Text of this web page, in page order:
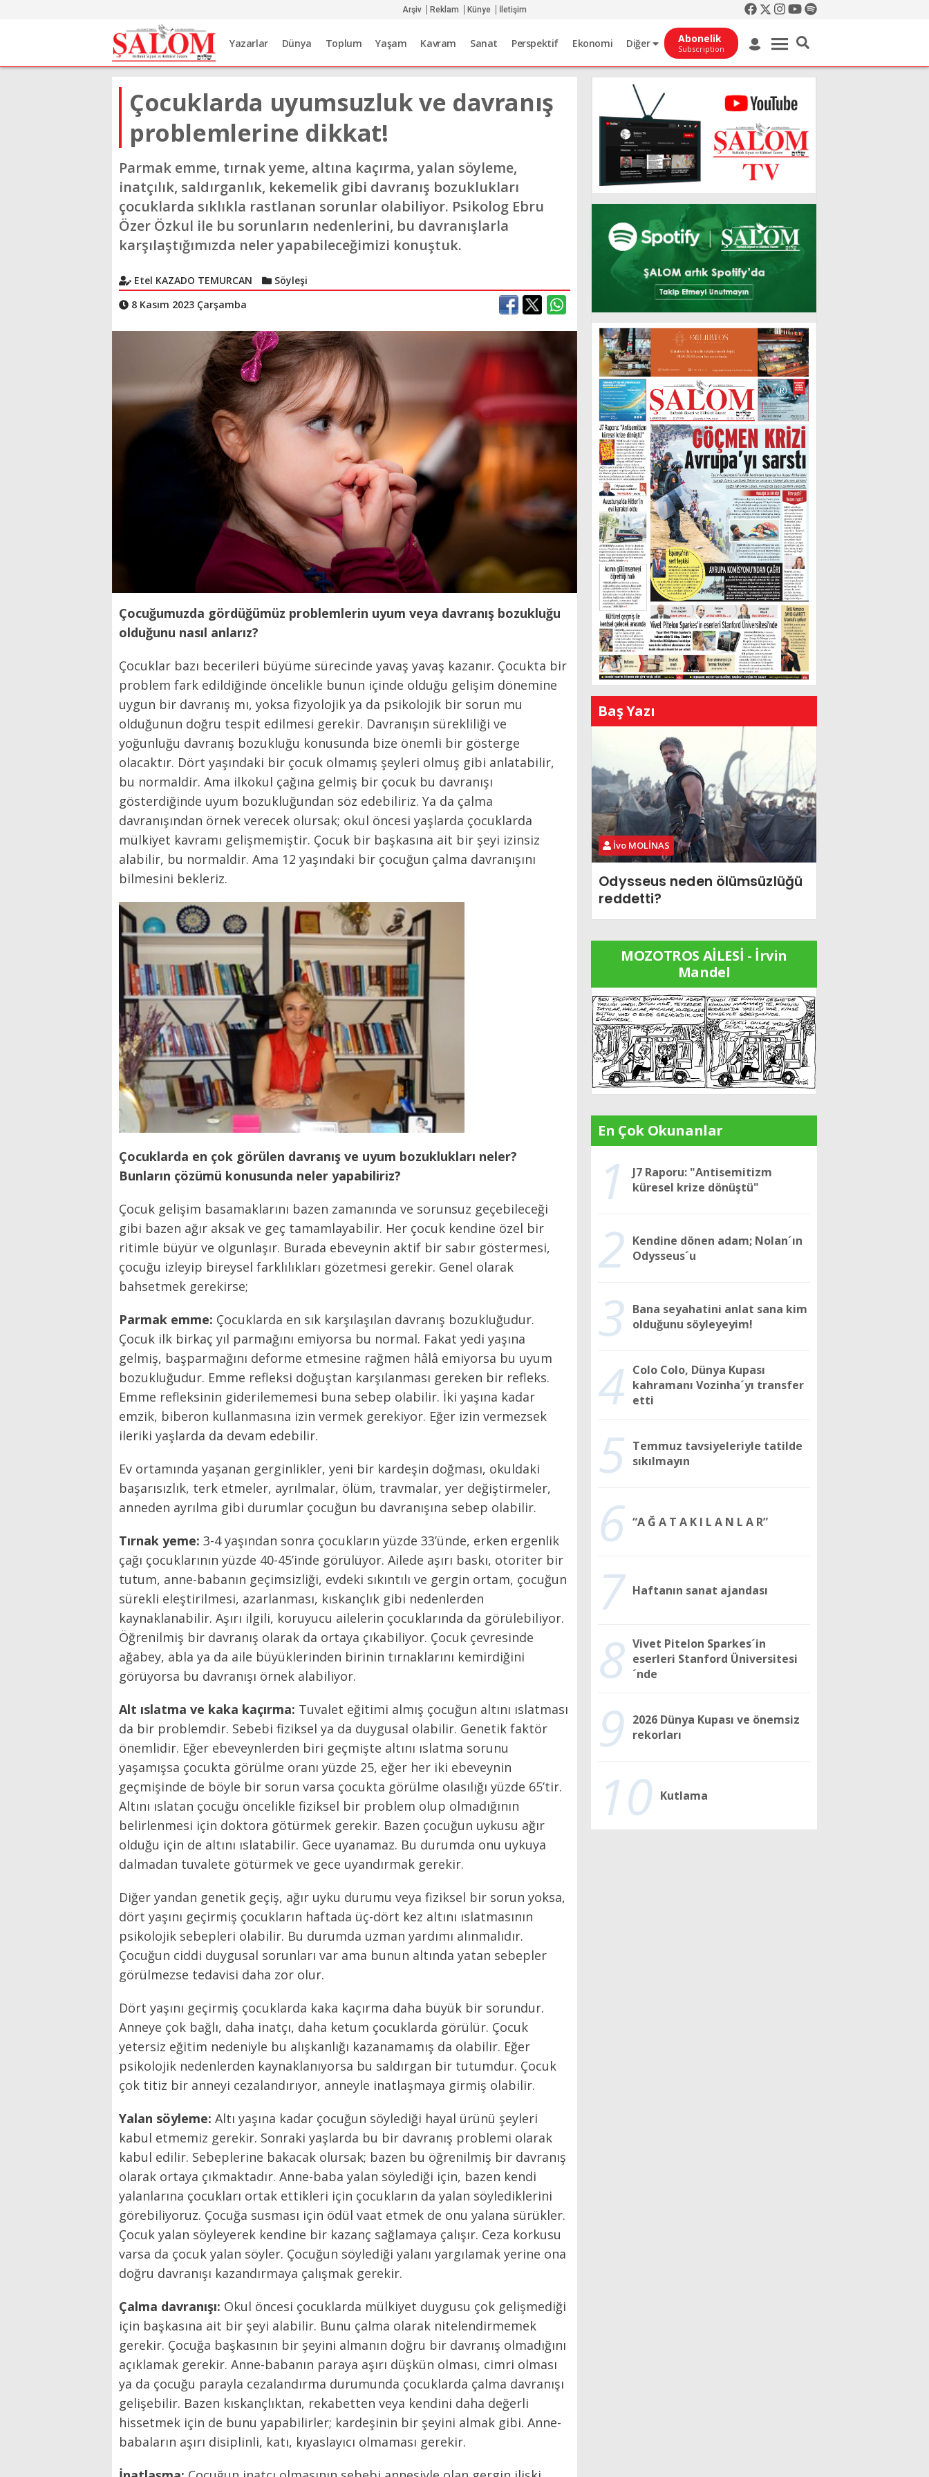
Arşiv Reklam Künye İletişim
Yazarlar Dünya Toplum Yaşam Kavram Sanat Perspektif Ekonomi Diğer Abonelik
Subscription
Çocuklarda uyumsuzluk ve davranış
problemlerine dikkat!
Parmak emme, tırnak yeme, altına kaçırma, yalan söyleme,
inatçılık, saldırganlık, kekemelik gibi davranış bozuklukları
çocuklarda sıklıkla rastlanan sorunlar olabiliyor. Psikolog Ebru
Özer Özkul ile bu sorunların nedenlerini, bu davranışlarla
karşılaştığımızda neler yapabileceğimizi konuştuk.
Etel KAZADO TEMURCAN
Söyleşi
8 Kasım 2023 Çarşamba
Çocuğumuzda gördüğümüz problemlerin uyum veya davranış bozukluğu
olduğunu nasıl anlarız?
Çocuklar bazı becerileri büyüme sürecinde yavaş yavaş kazanır. Çocukta bir
problem fark edildiğinde öncelikle bunun içinde olduğu gelişim dönemine
uygun bir davranış mı, yoksa fizyolojik ya da psikolojik bir sorun mu
olduğunun doğru tespit edilmesi gerekir. Davranışın sürekliliği ve
yoğunluğu davranış bozukluğu konusunda bize önemli bir gösterge
olacaktır. Dört yaşındaki bir çocuk olmamış şeyleri olmuş gibi anlatabilir,
bu normaldir. Ama ilkokul çağına gelmiş bir çocuk bu davranışı
gösterdiğinde uyum bozukluğundan söz edebiliriz. Ya da çalma
davranışından örnek verecek olursak; okul öncesi yaşlarda çocuklarda
mülkiyet kavramı gelişmemiştir. Çocuk bir başkasına ait bir şeyi izinsiz
alabilir, bu normaldir. Ama 12 yaşındaki bir çocuğun çalma davranışını
bilmesini bekleriz.
Çocuklarda en çok görülen davranış ve uyum bozuklukları neler?
Bunların çözümü konusunda neler yapabiliriz?
Çocuk gelişim basamaklarını bazen zamanında ve sorunsuz geçebileceği
gibi bazen ağır aksak ve geç tamamlayabilir. Her çocuk kendine özel bir
ritimle büyür ve olgunlaşır. Burada ebeveynin aktif bir sabır göstermesi,
çocuğu izleyip bireysel farklılıkları gözetmesi gerekir. Genel olarak
bahsetmek gerekirse;
Parmak emme: Çocuklarda en sık karşılaşılan davranış bozukluğudur.
Çocuk ilk birkaç yıl parmağını emiyorsa bu normal. Fakat yedi yaşına
gelmiş, başparmağını deforme etmesine rağmen hâlâ emiyorsa bu uyum
bozukluğudur. Emme refleksi doğuştan karşılanması gereken bir refleks.
Emme refleksinin giderilememesi buna sebep olabilir. İki yaşına kadar
emzik, biberon kullanmasına izin vermek gerekiyor. Eğer izin vermezsek
ileriki yaşlarda da devam edebilir.
Ev ortamında yaşanan gerginlikler, yeni bir kardeşin doğması, okuldaki
başarısızlık, terk etmeler, ayrılmalar, ölüm, travmalar, yer değiştirmeler,
anneden ayrılma gibi durumlar çocuğun bu davranışına sebep olabilir.
Tırnak yeme: 3-4 yaşından sonra çocukların yüzde 33’ünde, erken ergenlik
çağı çocuklarının yüzde 40-45’inde görülüyor. Ailede aşırı baskı, otoriter bir
tutum, anne-babanın geçimsizliği, evdeki sıkıntılı ve gergin ortam, çocuğun
sürekli eleştirilmesi, azarlanması, kıskançlık gibi nedenlerden
kaynaklanabilir. Aşırı ilgili, koruyucu ailelerin çocuklarında da görülebiliyor.
Öğrenilmiş bir davranış olarak da ortaya çıkabiliyor. Çocuk çevresinde
ağabey, abla ya da aile büyüklerinden birinin tırnaklarını kemirdiğini
görüyorsa bu davranışı örnek alabiliyor.
Alt ıslatma ve kaka kaçırma: Tuvalet eğitimi almış çocuğun altını ıslatması
da bir problemdir. Sebebi fiziksel ya da duygusal olabilir. Genetik faktör
önemlidir. Eğer ebeveynlerden biri geçmişte altını ıslatma sorunu
yaşamışsa çocukta görülme oranı yüzde 25, eğer her iki ebeveynin
geçmişinde de böyle bir sorun varsa çocukta görülme olasılığı yüzde 65’tir.
Altını ıslatan çocuğu öncelikle fiziksel bir problem olup olmadığının
belirlenmesi için doktora götürmek gerekir. Bazen çocuğun uykusu ağır
olduğu için de altını ıslatabilir. Gece uyanamaz. Bu durumda onu uykuya
dalmadan tuvalete götürmek ve gece uyandırmak gerekir.
Diğer yandan genetik geçiş, ağır uyku durumu veya fiziksel bir sorun yoksa,
dört yaşını geçirmiş çocukların haftada üç-dört kez altını ıslatmasının
psikolojik sebepleri olabilir. Bu durumda uzman yardımı alınmalıdır.
Çocuğun ciddi duygusal sorunları var ama bunun altında yatan sebepler
görülmezse tedavisi daha zor olur.
Dört yaşını geçirmiş çocuklarda kaka kaçırma daha büyük bir sorundur.
Anneye çok bağlı, daha inatçı, daha ketum çocuklarda görülür. Çocuk
yetersiz eğitim nedeniyle bu alışkanlığı kazanamamış da olabilir. Eğer
psikolojik nedenlerden kaynaklanıyorsa bu saldırgan bir tutumdur. Çocuk
çok titiz bir anneyi cezalandırıyor, anneyle inatlaşmaya girmiş olabilir.
Yalan söyleme: Altı yaşına kadar çocuğun söylediği hayal ürünü şeyleri
kabul etmemiz gerekir. Sonraki yaşlarda bu bir davranış problemi olarak
kabul edilir. Sebeplerine bakacak olursak; bazen bu öğrenilmiş bir davranış
olarak ortaya çıkmaktadır. Anne-baba yalan söylediği için, bazen kendi
yalanlarına çocukları ortak ettikleri için çocukların da yalan söylediklerini
görebiliyoruz. Çocuğa susması için ödül vaat etmek de onu yalana sürükler.
Çocuk yalan söyleyerek kendine bir kazanç sağlamaya çalışır. Ceza korkusu
varsa da çocuk yalan söyler. Çocuğun söylediği yalanı yargılamak yerine ona
doğru davranışı kazandırmaya çalışmak gerekir.
Çalma davranışı: Okul öncesi çocuklarda mülkiyet duygusu çok gelişmediği
için başkasına ait bir şeyi alabilir. Bunu çalma olarak nitelendirmemek
gerekir. Çocuğa başkasının bir şeyini almanın doğru bir davranış olmadığını
açıklamak gerekir. Anne-babanın paraya aşırı düşkün olması, cimri olması
ya da çocuğu parayla cezalandırma durumunda çocuklarda çalma davranışı
gelişebilir. Bazen kıskançlıktan, rekabetten veya kendini daha değerli
hissetmek için de bunu yapabilirler; kardeşinin bir şeyini almak gibi. Anne-
babaların aşırı disiplinli, katı, kıyaslayıcı olmaması gerekir.
Baş Yazı
İvo MOLİNAS
Odysseus neden ölümsüzlüğü
reddetti?
MOZOTROS AİLESİ - İrvin
Mandel
En Çok Okunanlar
1
J7 Raporu: "Antisemitizm
küresel krize dönüştü"
2 Kendine dönen adam; Nolan´ın
Odysseus´u
3 Bana seyahatini anlat sana kim
olduğunu söyleyeyim!
4 Colo Colo, Dünya Kupası
kahramanı Vozinha´yı transfer
etti
5 Temmuz tavsiyeleriyle tatilde
sıkılmayın
6 “A Ğ A T A K I L A N L A R”
7 Haftanın sanat ajandası
8 Vivet Pitelon Sparkes´in
eserleri Stanford Üniversitesi
´nde
9
2026 Dünya Kupası ve önemsiz
rekorları
10 Kutlama